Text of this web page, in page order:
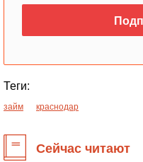
Теги:
займ краснодар
Сейчас читают